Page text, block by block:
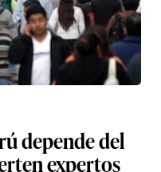
depende del
expertos